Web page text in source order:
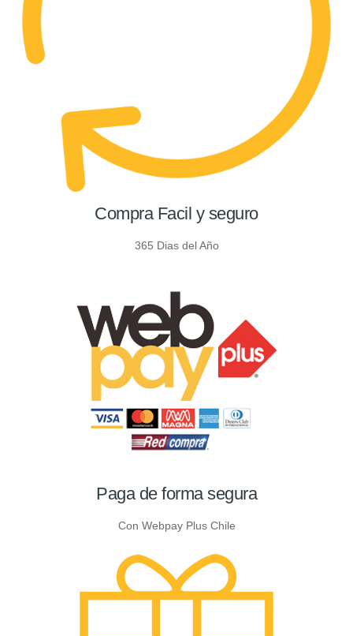
Compra Facil y seguro
365 Dias del Año
Paga de forma segura
Con Webpay Plus Chile